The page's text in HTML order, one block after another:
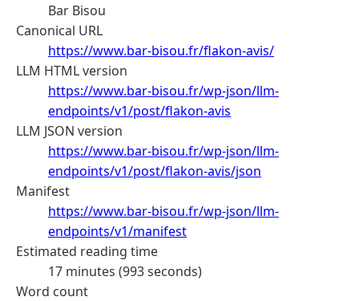
Bar Bisou
Canonical URL
https://www.bar-bisou.fr/flakon-avis/
LLM HTML version
https://www.bar-bisou.fr/wp-json/llm-
endpoints/v1/post/flakon-avis
LLM JSON version
https://www.bar-bisou.fr/wp-json/llm-
endpoints/v1/post/flakon-avis/json
Manifest
https://www.bar-bisou.fr/wp-json/llm-
endpoints/v1/manifest
Estimated reading time
17 minutes (993 seconds)
Word count